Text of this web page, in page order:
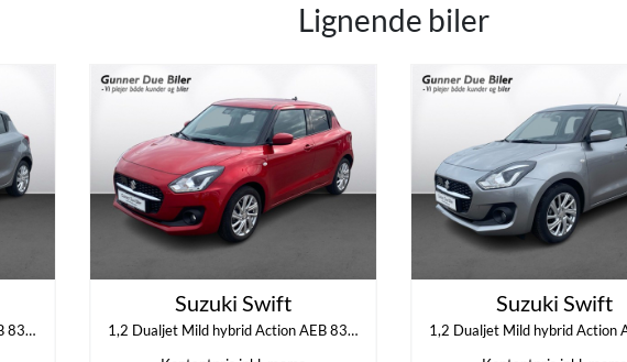
Farve
Blå Metal
Lignende biler
1,2 Dualjet Mild hybrid Action AEB 83HK 5d
Suzuki Swift
1,2 Dualjet Mild hybrid Action AEB 83HK 5d
Suzuki Swift